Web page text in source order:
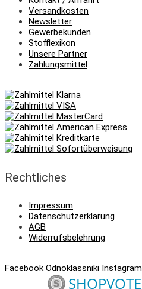
Versandkosten
Newsletter
Gewerbekunden
Stofflexikon
Unsere Partner
Zahlungsmittel
Rechtliches
Impressum
Datenschutzerklärung
AGB
Widerrufsbelehrung
Facebook Odnoklassniki Instagram